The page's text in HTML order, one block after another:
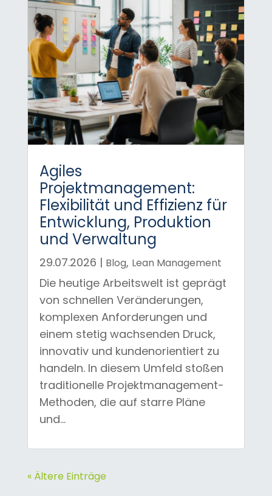
Agiles
Projektmanagement:
Flexibilität und Effizienz für
Entwicklung, Produktion
und Verwaltung
29.07.2026 | Blog, Lean Management
Die heutige Arbeitswelt ist geprägt
von schnellen Veränderungen,
komplexen Anforderungen und
einem stetig wachsenden Druck,
innovativ und kundenorientiert zu
handeln. In diesem Umfeld stoßen
traditionelle Projektmanagement-
Methoden, die auf starre Pläne
und...
« Ältere Einträge